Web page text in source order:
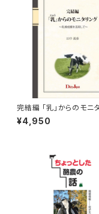
完結編 「乳」からのモニ
～乳検成績を活用して～
¥4,950